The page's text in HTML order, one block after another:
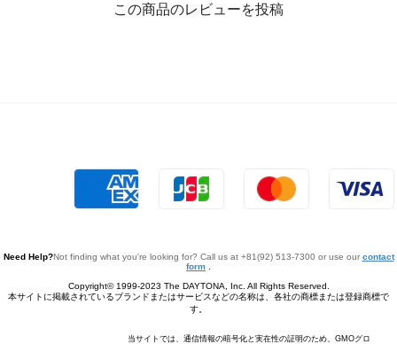
この商品のレビューを投稿
Need Help?Not finding what you're looking for? Call us at +81(92) 513-7300 or use our contact
form
Copyright© 1999-2023 The DAYTONA, Inc. All Rights Reserved.
本サイトに掲載されているブランドまたはサービスなどの名称は、各社の商標または登録商標で
す。
当サイトでは、通信情報の暗号化と実在性の証明のため、GMOグロ